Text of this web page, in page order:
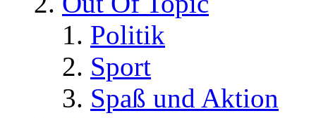
Politik
Sport
Spaß und Aktion